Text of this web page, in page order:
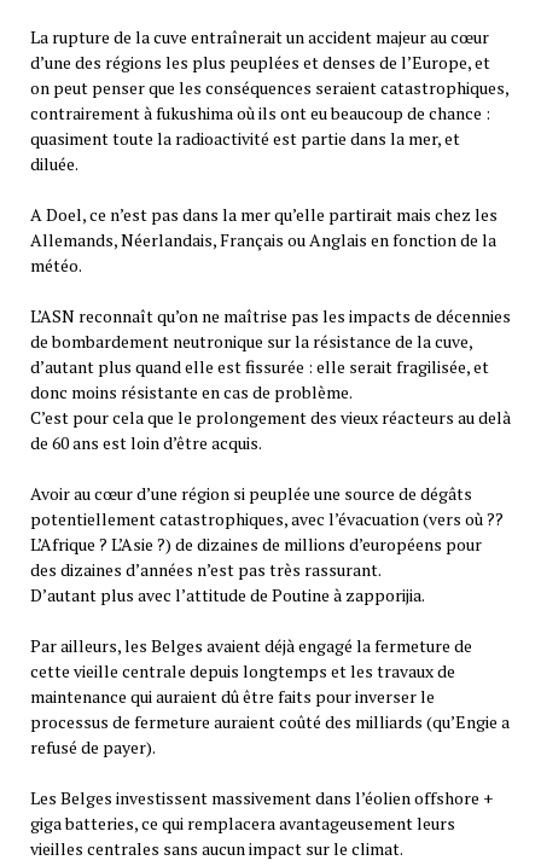
La rupture de la cuve entraînerait un accident majeur au cœur
d’une des régions les plus peuplées et denses de l’Europe, et
on peut penser que les conséquences seraient catastrophiques,
contrairement à fukushima où ils ont eu beaucoup de chance :
quasiment toute la radioactivité est partie dans la mer, et
diluée.
A Doel, ce n’est pas dans la mer qu’elle partirait mais chez les
Allemands, Néerlandais, Français ou Anglais en fonction de la
météo.
L’ASN reconnaît qu’on ne maîtrise pas les impacts de décennies
de bombardement neutronique sur la résistance de la cuve,
d’autant plus quand elle est fissurée : elle serait fragilisée, et
donc moins résistante en cas de problème.
C’est pour cela que le prolongement des vieux réacteurs au delà
de 60 ans est loin d’être acquis.
Avoir au cœur d’une région si peuplée une source de dégâts
potentiellement catastrophiques, avec l’évacuation (vers où ??
L’Afrique ? L’Asie ?) de dizaines de millions d’européens pour
des dizaines d’années n’est pas très rassurant.
D’autant plus avec l’attitude de Poutine à zapporijia.
Par ailleurs, les Belges avaient déjà engagé la fermeture de
cette vieille centrale depuis longtemps et les travaux de
maintenance qui auraient dû être faits pour inverser le
processus de fermeture auraient coûté des milliards (qu’Engie a
refusé de payer).
Les Belges investissent massivement dans l’éolien offshore +
giga batteries, ce qui remplacera avantageusement leurs
vieilles centrales sans aucun impact sur le climat.